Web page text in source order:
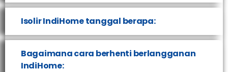
Isolir IndiHome tanggal berapa:
Bagaimana cara berhenti berlangganan
IndiHome: